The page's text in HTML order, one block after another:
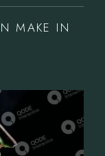
MAKE IN